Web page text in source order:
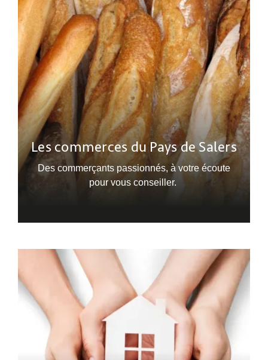
Les commerces du Pays de Salers
Des commerçants passionnés, à votre écoute
pour vous conseiller.